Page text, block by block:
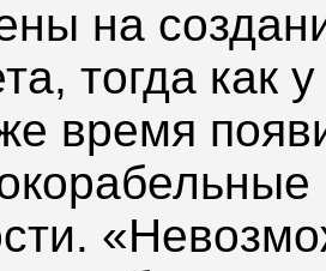
на
тогда как
время